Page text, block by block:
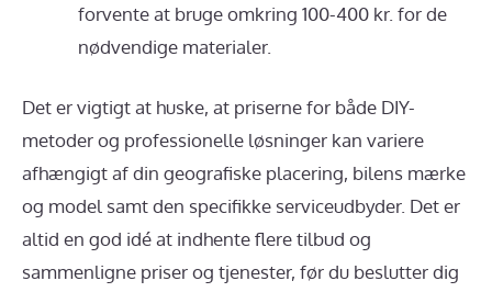
forvente at bruge omkring 100-400 kr. for de
nødvendige materialer.
Det er vigtigt at huske, at priserne for både DIY-
metoder og professionelle løsninger kan variere
afhængigt af din geografiske placering, bilens mærke
og model samt den specifikke serviceudbyder. Det er
altid en god idé at indhente flere tilbud og
sammenligne priser og tjenester, før du beslutter dig